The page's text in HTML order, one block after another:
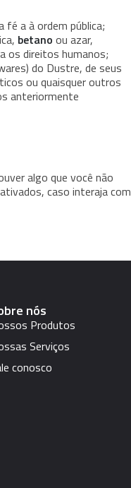
fé a à ordem pública;
betano ou azar,
os direitos humanos;
do Dustre, de seus
ou quaisquer outros
anteriormente
algo que você não
caso interaja com
nós
Produtos
Serviços
conosco